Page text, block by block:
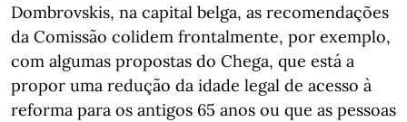
Dombrovskis, na capital belga, as recomendações
da Comissão colidem frontalmente, por exemplo,
com algumas propostas do Chega, que está a
propor uma redução da idade legal de acesso à
reforma para os antigos 65 anos ou que as pessoas